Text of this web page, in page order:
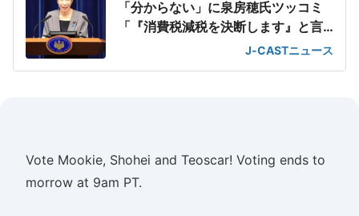
「分からない」に泉房穂氏ツッコミ
「『消費税減税を決断します』と言
J-CASTニュース
Vote Mookie, Shohei and Teoscar! Voting ends to
morrow at 9am PT.